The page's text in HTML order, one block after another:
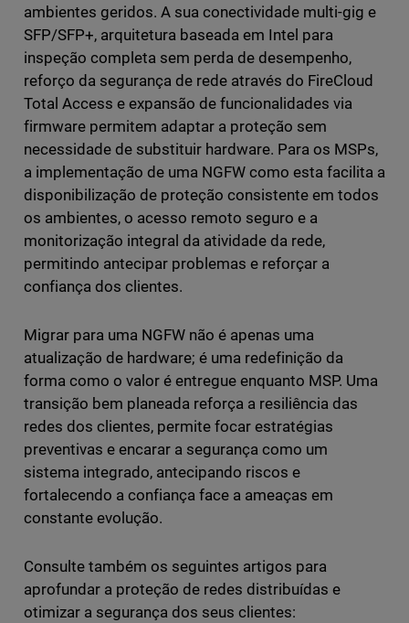
ambientes geridos. A sua conectividade multi-gig e
SFP/SFP+, arquitetura baseada em Intel para
inspeção completa sem perda de desempenho,
reforço da segurança de rede através do FireCloud
Total Access e expansão de funcionalidades via
firmware permitem adaptar a proteção sem
necessidade de substituir hardware. Para os MSPs,
a implementação de uma NGFW como esta facilita a
disponibilização de proteção consistente em todos
os ambientes, o acesso remoto seguro e a
monitorização integral da atividade da rede,
permitindo antecipar problemas e reforçar a
confiança dos clientes.
Migrar para uma NGFW não é apenas uma
atualização de hardware; é uma redefinição da
forma como o valor é entregue enquanto MSP. Uma
transição bem planeada reforça a resiliência das
redes dos clientes, permite focar estratégias
preventivas e encarar a segurança como um
sistema integrado, antecipando riscos e
fortalecendo a confiança face a ameaças em
constante evolução.
Consulte também os seguintes artigos para
aprofundar a proteção de redes distribuídas e
otimizar a segurança dos seus clientes: